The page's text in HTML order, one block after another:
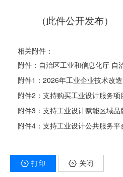
（此件公开发布）
相关附件：
附件：自治区工业和信息化厅 自
附件1：2026年工业企业技术改
附件2：支持购买工业设计服务
附件3：支持工业设计赋能区域
附件4：支持工业设计公共服务
打印 关闭